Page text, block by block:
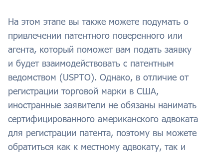
На этом этапе вы также можете подумать о
привлечении патентного поверенного или
агента, который поможет вам подать заявку
и будет взаимодействовать с патентным
ведомством (USPTO). Однако, в отличие от
регистрации торговой марки в США,
иностранные заявители не обязаны нанимать
сертифицированного американского адвоката
для регистрации патента, поэтому вы можете
обратиться как к местному адвокату, так и